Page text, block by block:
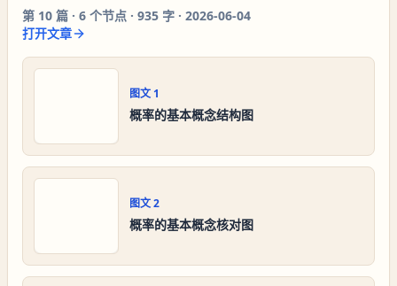
第 10 篇 · 6 个节点 · 935 字 · 2026-06-04
打开文章
图文 1
概率的基本概念结构图
图文2
概率的基本概念核对图